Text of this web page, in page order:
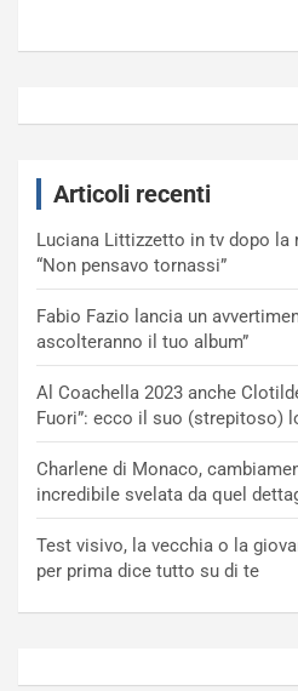
Articoli recenti
Luciana Littizzetto in tv dopo la
“Non pensavo tornassi”
Fabio Fazio lancia un
ascolteranno il tuo album”
Al Coachella 2023 anche
Fuori”: ecco il suo (strepitoso)
Charlene di Monaco,
incredibile svelata da quel
Test visivo, la vecchia o la
per prima dice tutto su di te